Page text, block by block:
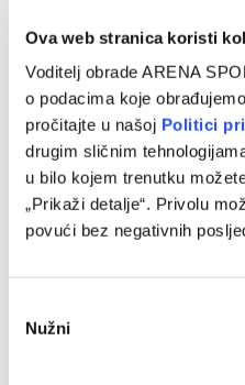
Ova web stranica koristi
Voditelj obrade ARENA
o podacima koje
pročitajte u našoj Politici
drugim sličnim
u bilo kojem trenutku
„Prikaži detalje“. Privolu
povući bez negativnih
Selection
Nužni
Bojan Letić predstavljen u
10/08/2026